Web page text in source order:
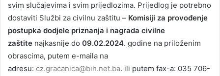
svim slučajevima i svim prijedlozima. Prijedlog je potrebno
dostaviti Službi za civilnu zaštitu – Komisiji za provođenje
postupka dodjele priznanja i nagrada civilne
zaštite najkasnije do 09.02.2024. godine na priloženim
obrascima, putem e-maila na
adresu: cz.gracanica@bih.net.ba. ili putem fax-a: 035 706-